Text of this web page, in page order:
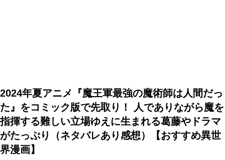
2024年夏アニメ『魔王軍最強の魔術師は人間だっ
た』をコミック版で先取り！ 人でありながら魔を
指揮する難しい立場ゆえに生まれる葛藤やドラマ
がたっぷり（ネタバレあり感想）【おすすめ異世
界漫画】